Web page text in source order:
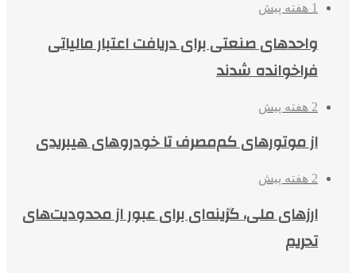
1 هفته پیش
واحدهای صنعتی برای دریافت اعتبار مالیاتی
فراخوانده شدند
2 هفته پیش
از موتورهای کم‌مصرف تا خودروهای هیبریدی
2 هفته پیش
ارزهای ملی، گزینه‌ای برای عبور از محدودیت‌های
تحریم